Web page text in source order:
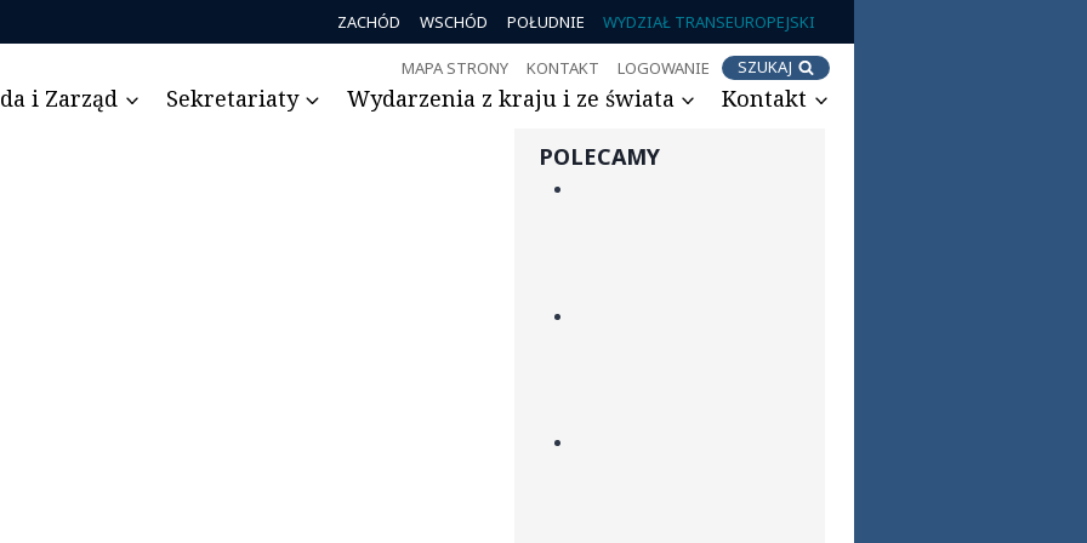
ZACHÓD WSCHÓD POŁUDNIE WYDZIAŁ TRANSEUROPEJSKI
MAPA STRONY KONTAKT LOGOWANIE SZUKAJ
i Zarząd Sekretariaty Wydarzenia z kraju i ze świata Kontakt
POLECAMY